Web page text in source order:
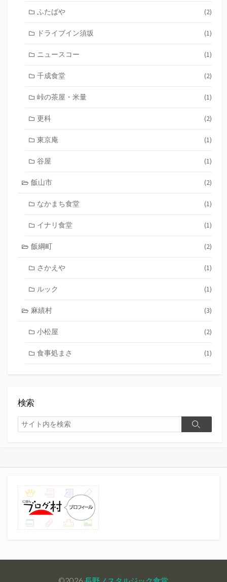
ふたばや (2)
ドライブイン須坂 (1)
ニュースコー (1)
千成食堂 (2)
峠の茶屋・米量 (1)
更科 (2)
東京庵 (1)
谷屋 (1)
飯山市 (2)
なかまち食堂 (1)
イナリ食堂 (1)
飯綱町 (2)
さかえや (1)
ルック (1)
麻績村 (3)
小松屋 (2)
食事処まさ (1)
検索
検
索
検